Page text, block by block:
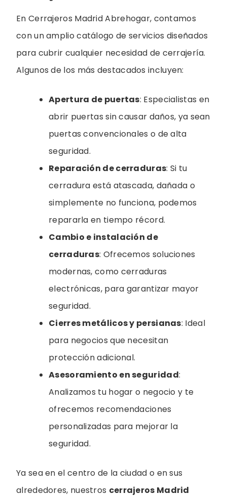
En Cerrajeros Madrid Abrehogar, contamos
con un amplio catálogo de servicios diseñados
para cubrir cualquier necesidad de cerrajería.
Algunos de los más destacados incluyen:
Apertura de puertas: Especialistas en
abrir puertas sin causar daños, ya sean
puertas convencionales o de alta
seguridad.
Reparación de cerraduras: Si tu
cerradura está atascada, dañada o
simplemente no funciona, podemos
repararla en tiempo récord.
Cambio e instalación de
cerraduras: Ofrecemos soluciones
modernas, como cerraduras
electrónicas, para garantizar mayor
seguridad.
Cierres metálicos y persianas: Ideal
para negocios que necesitan
protección adicional.
Asesoramiento en seguridad:
Analizamos tu hogar o negocio y te
ofrecemos recomendaciones
personalizadas para mejorar la
seguridad.
Ya sea en el centro de la ciudad o en sus
alrededores, nuestros cerrajeros Madrid